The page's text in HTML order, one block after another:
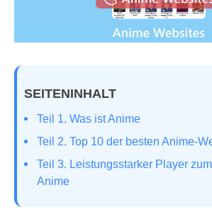
SEITENINHALT
Teil 1. Was ist Anime
Teil 2. Top 10 der besten Anime-
Teil 3. Leistungsstarker Player
Anime